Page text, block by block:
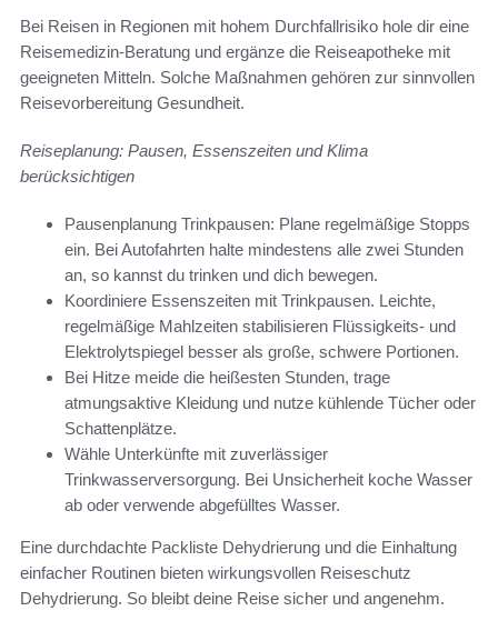
Bei Reisen in Regionen mit hohem Durchfallrisiko hole dir eine
Reisemedizin‑Beratung und ergänze die Reiseapotheke mit
geeigneten Mitteln. Solche Maßnahmen gehören zur sinnvollen
Reisevorbereitung Gesundheit.
Reiseplanung: Pausen, Essenszeiten und Klima
berücksichtigen
Pausenplanung Trinkpausen: Plane regelmäßige Stopps
ein. Bei Autofahrten halte mindestens alle zwei Stunden
an, so kannst du trinken und dich bewegen.
Koordiniere Essenszeiten mit Trinkpausen. Leichte,
regelmäßige Mahlzeiten stabilisieren Flüssigkeits- und
Elektrolytspiegel besser als große, schwere Portionen.
Bei Hitze meide die heißesten Stunden, trage
atmungsaktive Kleidung und nutze kühlende Tücher oder
Schattenplätze.
Wähle Unterkünfte mit zuverlässiger
Trinkwasserversorgung. Bei Unsicherheit koche Wasser
ab oder verwende abgefülltes Wasser.
Eine durchdachte Packliste Dehydrierung und die Einhaltung
einfacher Routinen bieten wirkungsvollen Reiseschutz
Dehydrierung. So bleibt deine Reise sicher und angenehm.